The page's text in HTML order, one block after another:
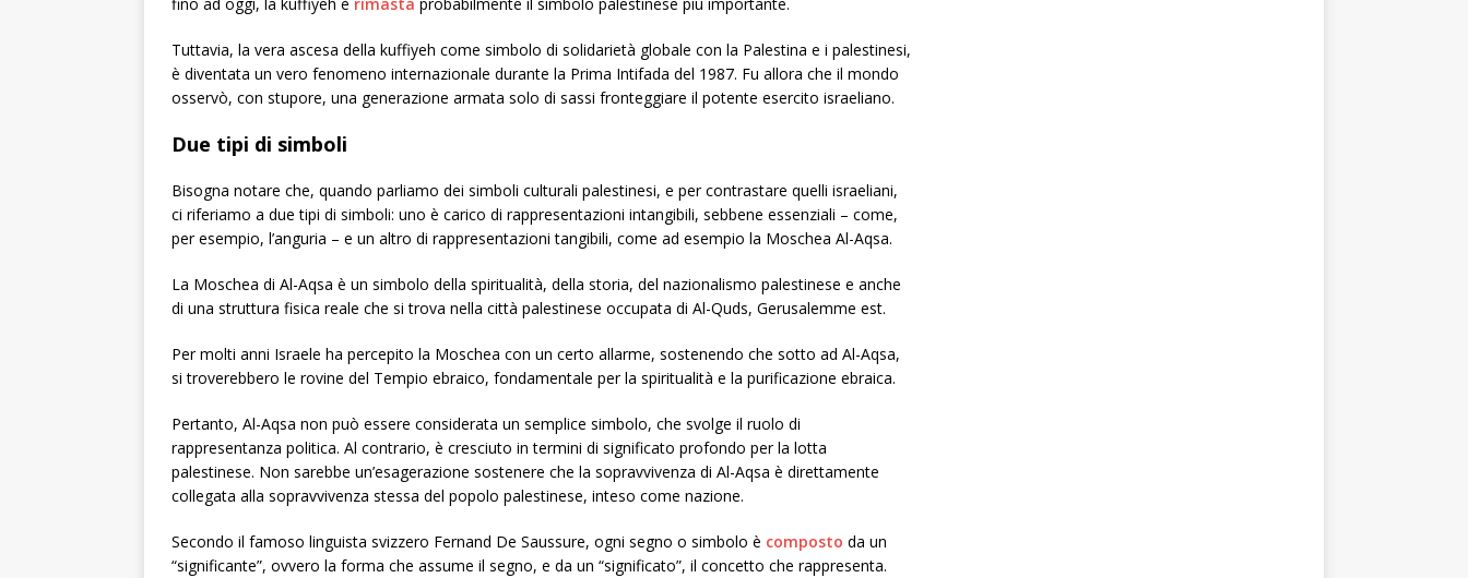
Tuttavia, la vera ascesa della kuffiyeh come simbolo di solidarietà globale con la Palestina e i palestinesi,
è diventata un vero fenomeno internazionale durante la Prima Intifada del 1987. Fu allora che il mondo
osservò, con stupore, una generazione armata solo di sassi fronteggiare il potente esercito israeliano.
Due tipi di simboli
Bisogna notare che, quando parliamo dei simboli culturali palestinesi, e per contrastare quelli israeliani,
ci riferiamo a due tipi di simboli: uno è carico di rappresentazioni intangibili, sebbene essenziali – come,
per esempio, l’anguria – e un altro di rappresentazioni tangibili, come ad esempio la Moschea Al-Aqsa.
La Moschea di Al-Aqsa è un simbolo della spiritualità, della storia, del nazionalismo palestinese e anche
di una struttura fisica reale che si trova nella città palestinese occupata di Al-Quds, Gerusalemme est.
Per molti anni Israele ha percepito la Moschea con un certo allarme, sostenendo che sotto ad Al-Aqsa,
si troverebbero le rovine del Tempio ebraico, fondamentale per la spiritualità e la purificazione ebraica.
Pertanto, Al-Aqsa non può essere considerata un semplice simbolo, che svolge il ruolo di
rappresentanza politica. Al contrario, è cresciuto in termini di significato profondo per la lotta
palestinese. Non sarebbe un’esagerazione sostenere che la sopravvivenza di Al-Aqsa è direttamente
collegata alla sopravvivenza stessa del popolo palestinese, inteso come nazione.
Secondo il famoso linguista svizzero Fernand De Saussure, ogni segno o simbolo è composto da un
“significante”, ovvero la forma che assume il segno, e da un “significato”, il concetto che rappresenta.